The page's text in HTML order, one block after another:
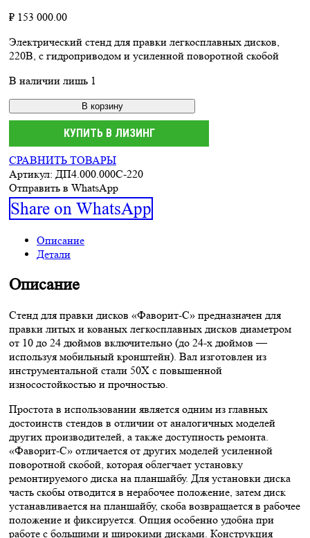
₽ 153 000.00
Электрический стенд для правки легкосплавных дисков,
220В, с гидроприводом и усиленной поворотной скобой
В наличии лишь 1
В корзину
КУПИТЬ В ЛИЗИНГ
СРАВНИТЬ ТОВАРЫ
Артикул: ДП4.000.000С-220
Отправить в WhatsApp
Share on WhatsApp
Описание
Детали
Описание
Стенд для правки дисков «Фаворит-С» предназначен для
правки литых и кованых легкосплавных дисков диаметром
от 10 до 24 дюймов включительно (до 24-х дюймов —
используя мобильный кронштейн). Вал изготовлен из
инструментальной стали 50Х с повышенной
износостойкостью и прочностью.
Простота в использовании является одним из главных
достоинств стендов в отличии от аналогичных моделей
других производителей, а также доступность ремонта.
«Фаворит-С» отличается от других моделей усиленной
поворотной скобой, которая облегчает установку
ремонтируемого диска на планшайбу. Для установки диска
часть скобы отводится в нерабочее положение, затем диск
устанавливается на планшайбу, скоба возвращается в рабочее
положение и фиксируется. Опция особенно удобна при
работе с большими и широкими дисками. Конструкция